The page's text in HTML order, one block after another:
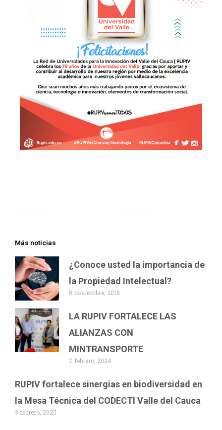
Más noticias
¿Conoce usted la importancia de
la Propiedad Intelectual?
8 noviembre, 2018
LA RUPIV FORTALECE LAS
ALIANZAS CON
MINTRANSPORTE
7 febrero, 2024
RUPIV fortalece sinergias en biodiversidad en
la Mesa Técnica del CODECTI Valle del Cauca
3 febrero, 2025